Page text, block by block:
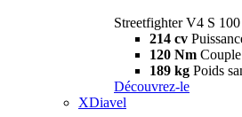
Streetfighter V4 S 100
214 cv
120 Nm Couple
189 kg Poids
Découvrez-le
XDiavel